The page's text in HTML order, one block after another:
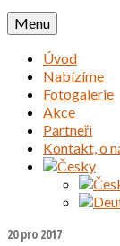
Menu
Úvod
Nabízíme
Fotogalerie
Akce
Partneři
Kontakt, o
20pro 2017